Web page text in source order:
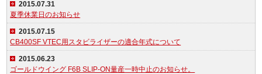
2015.07.31
夏季休業日のお知らせ
2015.07.15
CB400SF VTEC用スタビライザーの適合年式について
2015.06.23
ゴールドウイング F6B SLIP-ON量産一時中止のお知らせ。